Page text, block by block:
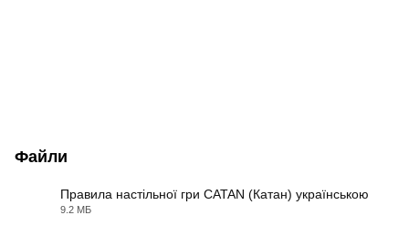
Файли
Правила настільної гри CATAN (Катан) українською
9.2 МБ